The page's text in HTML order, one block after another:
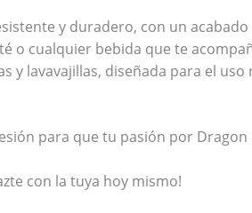
y duradero, con un
o cualquier bebida que te
y lavavajillas, diseñada para el
para que tu pasión por
con la tuya hoy mismo!